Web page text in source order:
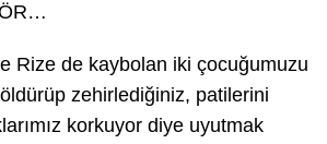
Rize de kaybolan iki çocuğumuzu
zehirlediğiniz, patilerini
korkuyor diye uyutmak